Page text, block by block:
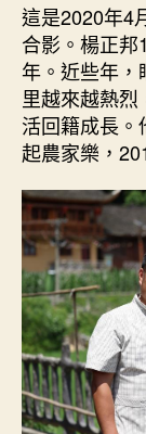
這是2020年4
合影。楊正
年。近些年，
里越來越熱
活回籍成長
起農家樂，